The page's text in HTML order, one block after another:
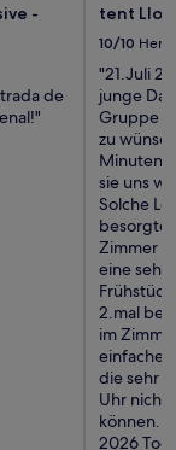
-
de
tent
10/10
"21.Juli
junge
Gruppe
zu
Minuten
sie uns
Solche
besorgte
Zimmer
eine sehr
2.mal
im
die sehr
Uhr nicht
können.
2026